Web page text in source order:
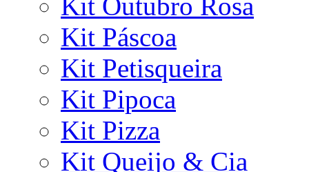
Kit Páscoa
Kit Petisqueira
Kit Pipoca
Kit Pizza
Kit Queijo & Cia